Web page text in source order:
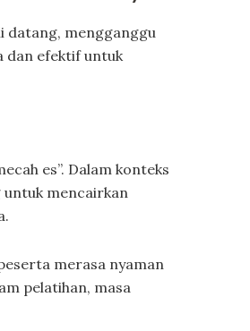
datang, mengganggu
dan efektif untuk
es”. Dalam konteks
untuk mencairkan
merasa nyaman
pelatihan, masa